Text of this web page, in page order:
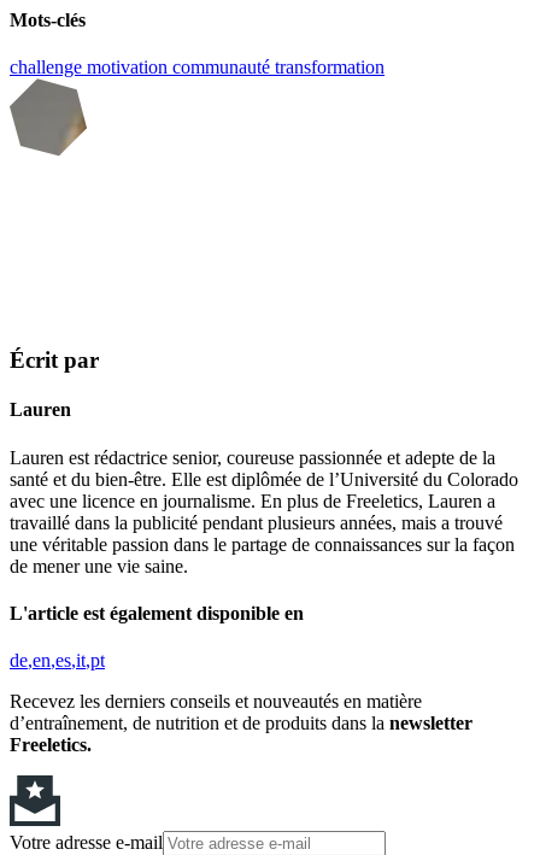
Mots-clés
challenge motivation communauté transformation
Écrit par
Lauren
Lauren est rédactrice senior, coureuse passionnée et adepte de la
santé et du bien-être. Elle est diplômée de l’Université du Colorado
avec une licence en journalisme. En plus de Freeletics, Lauren a
travaillé dans la publicité pendant plusieurs années, mais a trouvé
une véritable passion dans le partage de connaissances sur la façon
de mener une vie saine.
L'article est également disponible en
de en es it pt
Recevez les derniers conseils et nouveautés en matière
d’entraînement, de nutrition et de produits dans la newsletter
Freeletics.
Votre adresse e-mail